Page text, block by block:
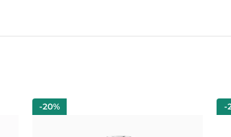
-20% -